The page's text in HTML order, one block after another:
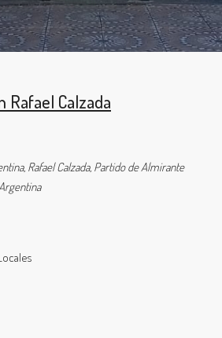
Rafael Calzada
Rafael Calzada, Partido de Almirante